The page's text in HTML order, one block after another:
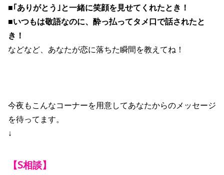
■｢ありがとう｣と一緒に笑顔を見せてくれたとき！
■いつもは敬語なのに、酔っ払ってタメ口で話されたと
き！
などなど、あなたが恋に落ちた瞬間を教えてね！
今夜もこんなコーナーを用意してあなたからのメッセージ
を待ってます。
↓
【S相談】